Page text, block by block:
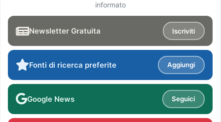
informato
Newsletter Gratuita Iscriviti
Fonti di ricerca preferite Aggiungi
Google News Seguici